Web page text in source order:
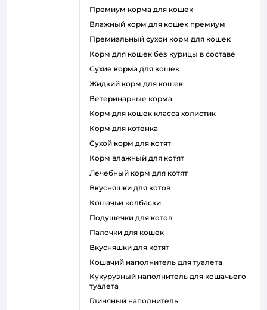
премиум корма для кошек
влажный корм для кошек премиум
премиальный сухой корм для кошек
корм для кошек без курицы в составе
сухие корма для кошек
жидкий корм для кошек
ветеринарные корма
корм для кошек класса холистик
корм для котенка
сухой корм для котят
корм влажный для котят
лечебный корм для котят
вкусняшки для котов
кошачьи колбаски
подушечки для котов
палочки для кошек
вкусняшки для котят
кошачий наполнитель для туалета
кукурузный наполнитель для кошачьего
туалета
глиняный наполнитель